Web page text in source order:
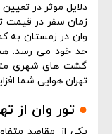
دلایل موثر در
زمان سفر در قیمت
وان در زمستان به
حد خود می رسد.
گشت های شهری
تهران هوایی شما
● تور وان از